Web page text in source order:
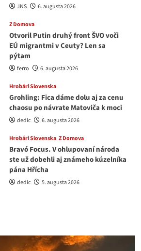
JNS 6. augusta 2026
Z Domova
Otvoril Putin druhý front ŠVO voči
EÚ migrantmi v Ceuty? Len sa
pýtam
ferro 6. augusta 2026
Hrobári Slovenska
Grohling: Fica dáme dolu aj za cenu
chaosu po návrate Matoviča k moci
dedic 6. augusta 2026
Hrobári Slovenska Z Domova
Bravó Focus. V ohlupovaní národa
ste už dobehli aj známeho kúzelníka
pána Hřícha
dedic 5. augusta 2026